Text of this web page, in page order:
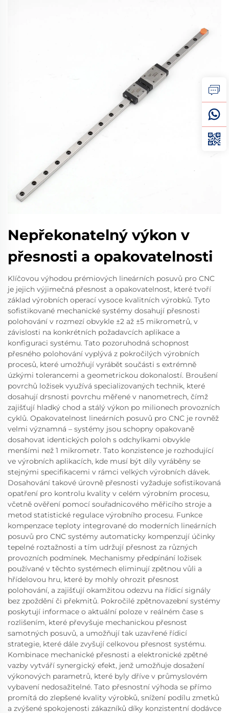
Nepřekonatelný výkon v
přesnosti a opakovatelnosti
Klíčovou výhodou prémiových lineárních posuvů pro CNC
je jejich výjimečná přesnost a opakovatelnost, které tvoří
základ výrobních operací vysoce kvalitních výrobků. Tyto
sofistikované mechanické systémy dosahují přesnosti
polohování v rozmezí obvykle ±2 až ±5 mikrometrů, v
závislosti na konkrétních požadavcích aplikace a
konfiguraci systému. Tato pozoruhodná schopnost
přesného polohování vyplývá z pokročilých výrobních
procesů, které umožňují vyrábět součásti s extrémně
úzkými tolerancemi a geometrickou dokonalostí. Broušení
povrchů ložisek využívá specializovaných technik, které
dosahují drsnosti povrchu měřené v nanometrech, čímž
zajišťují hladký chod a stálý výkon po milionech provozních
cyklů. Opakovatelnost lineárních posuvů pro CNC je rovněž
velmi významná – systémy jsou schopny opakovaně
dosahovat identických poloh s odchylkami obvykle
menšími než 1 mikrometr. Tato konzistence je rozhodující
ve výrobních aplikacích, kde musí být díly vyráběny se
stejnými specifikacemi v rámci velkých výrobních dávek.
Dosahování takové úrovně přesnosti vyžaduje sofistikovaná
opatření pro kontrolu kvality v celém výrobním procesu,
včetně ověření pomocí souřadnicového měřicího stroje a
metod statistické regulace výrobního procesu. Funkce
kompenzace teploty integrované do moderních lineárních
posuvů pro CNC systémy automaticky kompenzují účinky
tepelné roztažnosti a tím udržují přesnost za různých
provozních podmínek. Mechanismy předpínání ložisek
používané v těchto systémech eliminují zpětnou vůli a
hřídelovou hru, které by mohly ohrozit přesnost
polohování, a zajišťují okamžitou odezvu na řídicí signály
bez zpoždění či překmitů. Pokročilé zpětnovazební systémy
poskytují informace o aktuální poloze v reálném čase s
rozlišením, které převyšuje mechanickou přesnost
samotných posuvů, a umožňují tak uzavřené řídicí
strategie, které dále zvyšují celkovou přesnost systému.
Kombinace mechanické přesnosti a elektronické zpětné
vazby vytváří synergický efekt, jenž umožňuje dosažení
výkonových parametrů, které byly dříve v průmyslovém
vybavení nedosažitelné. Tato přesnostní výhoda se přímo
promítá do zlepšené kvality výrobků, snížení podílu zmetků
a zvýšené spokojenosti zákazníků díky konzistentní dodávce